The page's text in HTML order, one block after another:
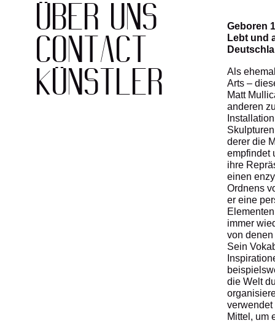
ÜBER UNS
POMERANZ
IMPRESSUM
CONTACT
KÜNSTLER
Geboren
Lebt und
Als
Arts –
Matt
anderen
derer die
empfindet
ihre
einen
Ordnens
er eine
immer
von
Sein
die Welt
Mittel, um